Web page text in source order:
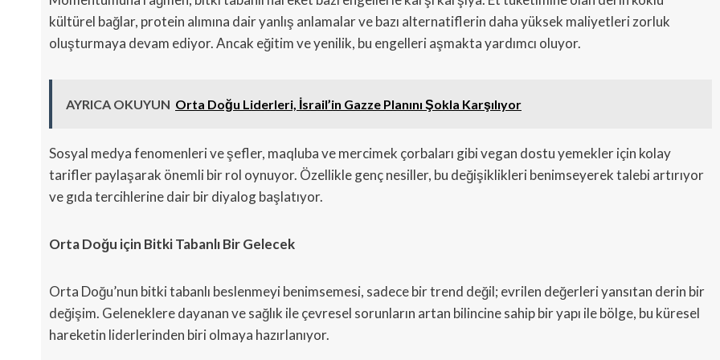
kültürel bağlar, protein alımına dair yanlış anlamalar ve bazı alternatiflerin daha yüksek maliyetleri zorluk
oluşturmaya devam ediyor. Ancak eğitim ve yenilik, bu engelleri aşmakta yardımcı oluyor.
AYRICA OKUYUN Orta Doğu Liderleri, İsrail’in Gazze Planını Şokla Karşılıyor
Sosyal medya fenomenleri ve şefler, maqluba ve mercimek çorbaları gibi vegan dostu yemekler için kolay
tarifler paylaşarak önemli bir rol oynuyor. Özellikle genç nesiller, bu değişiklikleri benimseyerek talebi artırıyor
ve gıda tercihlerine dair bir diyalog başlatıyor.
Orta Doğu için Bitki Tabanlı Bir Gelecek
Orta Doğu’nun bitki tabanlı beslenmeyi benimsemesi, sadece bir trend değil; evrilen değerleri yansıtan derin bir
değişim. Geleneklere dayanan ve sağlık ile çevresel sorunların artan bilincine sahip bir yapı ile bölge, bu küresel
hareketin liderlerinden biri olmaya hazırlanıyor.